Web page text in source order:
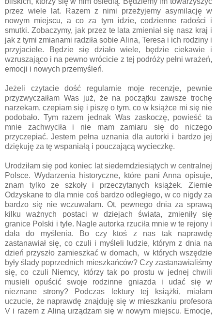
przez wiele lat. Razem z nimi przeżyjemy asymilację w
nowym miejscu, a co za tym idzie, codzienne radości i
smutki. Zobaczymy, jak przez te lata zmieniał się nasz kraj i
jak z tymi zmianami radziła sobie Alina, Teresa i ich rodziny i
przyjaciele. Będzie się działo wiele, będzie ciekawie i
wzruszająco i na pewno wrócicie z tej podróży pełni wrażeń,
emocji i nowych przemyśleń.
Jeżeli czytacie dość regularnie moje recenzje, pewnie
przyzwyczaiłam Was już, że na początku zawsze trochę
narzekam, czepiam się i piszę o tym, co w książce mi się nie
podobało. Tym razem jednak Was zaskoczę, powieść ta
mnie zachwyciła i nie mam zamiaru się do niczego
przyczepiać. Jestem pełna uznania dla autorki i bardzo jej
dziękuję za tę wspaniałą i pouczającą wycieczkę.
Urodziłam się pod koniec lat siedemdziesiątych w centralnej
Polsce. Wydarzenia historyczne, które pani Anna opisuje,
znam tylko ze szkoły i przeczytanych książek. Ziemie
Odzyskane to dla mnie coś bardzo odległego, w co nigdy za
bardzo się nie wczuwałam. Ot, pewnego dnia za sprawą
kilku ważnych postaci w dziejach świata, zmieniły się
granice Polski i tyle. Nagle autorka rzuciła mnie w te rejony i
dała do myślenia. Bo czy ktoś z nas tak naprawdę
zastanawiał się, co czuli i myśleli ludzie, którym z dnia na
dzień przyszło zamieszkać w domach, w których wszędzie
były ślady poprzednich mieszkańców? Czy zastanawialiśmy
się, co czuli Niemcy, którzy tak po prostu w jednej chwili
musieli opuścić swoje rodzinne gniazda i udać się w
nieznane strony? Podczas lektury tej książki, miałam
uczucie, że naprawdę znajduję się w mieszkaniu profesora
V i razem z Aliną urządzam się w nowym miejscu. Emocje,